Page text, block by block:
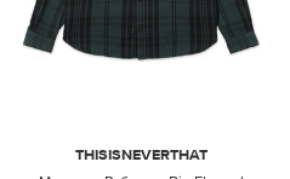
THISISNEVERTHAT